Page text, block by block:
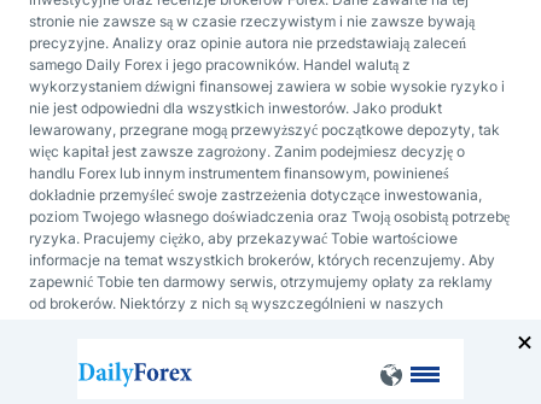
stronie nie zawsze są w czasie rzeczywistym i nie zawsze bywają
precyzyjne. Analizy oraz opinie autora nie przedstawiają zaleceń
samego Daily Forex i jego pracowników. Handel walutą z
wykorzystaniem dźwigni finansowej zawiera w sobie wysokie ryzyko i
nie jest odpowiedni dla wszystkich inwestorów. Jako produkt
lewarowany, przegrane mogą przewyższyć początkowe depozyty, tak
więc kapitał jest zawsze zagrożony. Zanim podejmiesz decyzję o
handlu Forex lub innym instrumentem finansowym, powinieneś
dokładnie przemyśleć swoje zastrzeżenia dotyczące inwestowania,
poziom Twojego własnego doświadczenia oraz Twoją osobistą potrzebę
ryzyka. Pracujemy ciężko, aby przekazywać Tobie wartościowe
informacje na temat wszystkich brokerów, których recenzujemy. Aby
zapewnić Tobie ten darmowy serwis, otrzymujemy opłaty za reklamy
od brokerów. Niektórzy z nich są wyszczególnieni w naszych
Ciebie do weryfikacji tych informacji bezpośrednio u brokera.